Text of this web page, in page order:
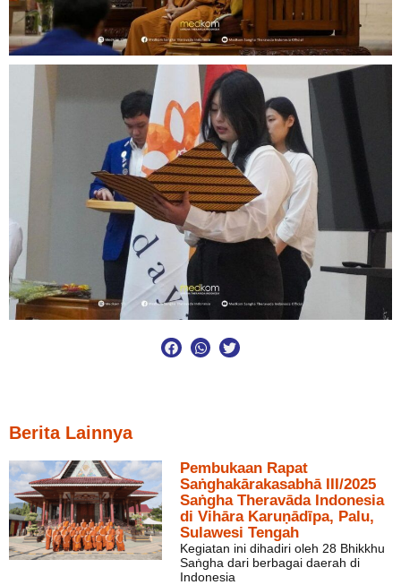
Berita Lainnya
Pembukaan Rapat
Saṅghakārakasabhā III/2025
Saṅgha Theravāda Indonesia
di Vihāra Karuṇādīpa, Palu,
Sulawesi Tengah
Kegiatan ini dihadiri oleh 28 Bhikkhu
Saṅgha dari berbagai daerah di
Indonesia